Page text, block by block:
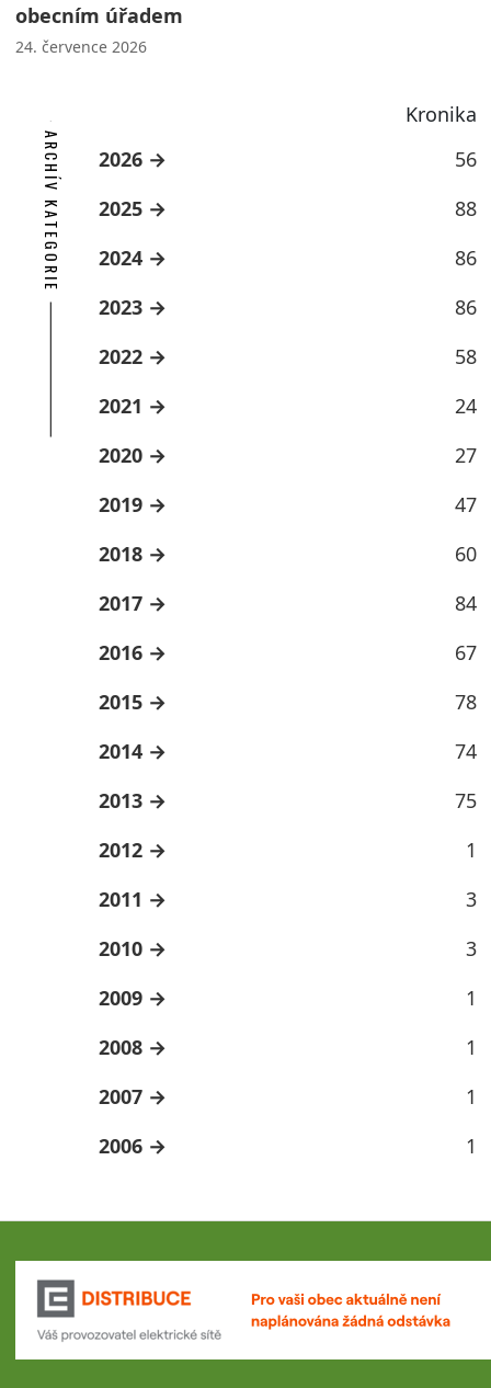
obecním úřadem
24. července 2026
Kronika
ARCHÍV KATEGORIE 2026
56
2025
88
2024
86
2023
86
2022
58
2021
24
2020
27
2019
47
2018
60
2017
84
2016
67
2015
78
2014
74
2013
75
2012
1
2011
3
2010
3
2009
1
2008
1
2007
1
2006
1